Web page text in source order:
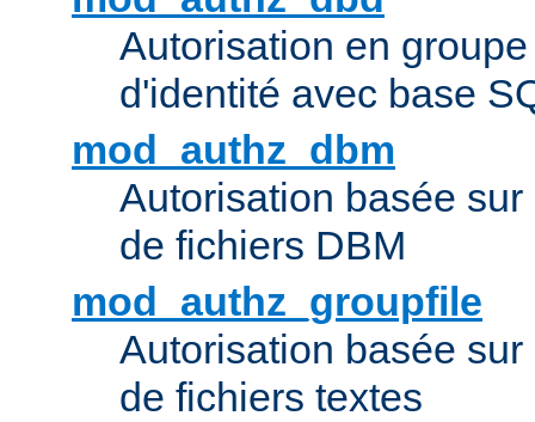
Autorisation en
d'identité avec base
mod_authz_dbm
Autorisation basée
de fichiers DBM
mod_authz_groupfile
Autorisation basée
de fichiers textes